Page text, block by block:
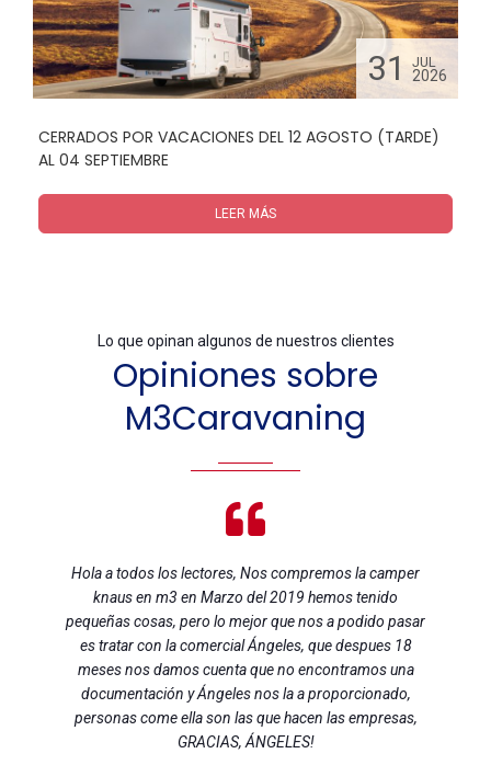
31 JUL
2026
CERRADOS POR VACACIONES DEL 12 AGOSTO (TARDE)
AL 04 SEPTIEMBRE
LEER MÁS
Lo que opinan algunos de nuestros clientes
Opiniones sobre
M3Caravaning
Hola a todos los lectores, Nos compremos la camper
knaus en m3 en Marzo del 2019 hemos tenido
pequeñas cosas, pero lo mejor que nos a podido pasar
es tratar con la comercial Ángeles, que despues 18
meses nos damos cuenta que no encontramos una
documentación y Ángeles nos la a proporcionado,
personas come ella son las que hacen las empresas,
GRACIAS, ÁNGELES!